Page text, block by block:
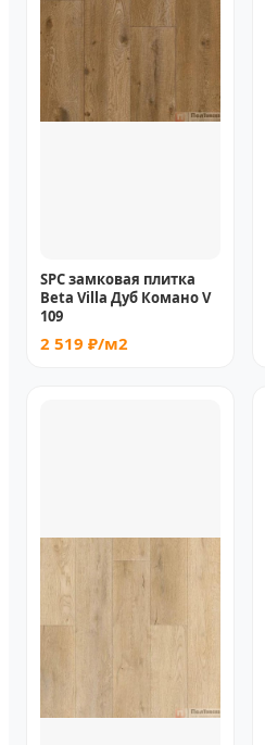
SPC замковая плитка
Beta Villa Дуб Комано V
109
2 519 ₽/м2